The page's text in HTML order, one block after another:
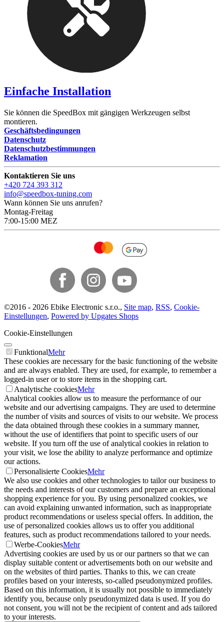
Einfache Installation
Sie können die SpeedBox mit gängigen Werkzeugen selbst
montieren.
Geschäftsbedingungen
Datenschutz
Datenschutzbestimmungen
Reklamation
Kontaktieren Sie uns
+420 724 393 312
info@speedbox-tuning.com
Wann können Sie uns anrufen?
Montag-Freitag
7:00-15:00 MEZ
©2016 - 2026 Ebike Electronic s.r.o., Site map, RSS, Cookie-
Einstellungen, Powered by Upgates Shops
Cookie-Einstellungen
FunktionalMehr
These cookies are necessary for the basic functioning of the website
and are always enabled. They are used, for example, to remember a
logged-in user or to store items in the shopping cart.
Analytische cookiesMehr
Analytical cookies allow us to measure the performance of our
website and our advertising campaigns. They are used to determine
the number of visits and sources of visits to our website. We process
the data obtained through these cookies in a summary manner,
without the use of identifiers that point to specific users of our
website. If you turn off the use of analytical cookies in relation to
your visit, we lose the ability to analyze performance and optimize
our actions.
Personalisierte CookiesMehr
We also use cookies and other technologies to tailor our business to
the needs and interests of our customers and prepare an exceptional
shopping experience for you. By using personalized cookies, we
can avoid explaining unwanted information, such as inappropriate
product recommendations or useless special offers. In addition, the
use of personalized cookies allows us to offer you additional
features, such as product recommendations tailored to your needs.
Werbe-CookiesMehr
Advertising cookies are used by us or our partners so that we can
display suitable content or advertisements both on our website and
on the websites of third parties. Thanks to this, we can create
profiles based on your interests, so-called pseudonymized profiles.
Based on this information, it is usually not possible to immediately
identify you, because only pseudonymized data is used. If you do
not consent, you will not be the recipient of content and ads tailored
to your interests.